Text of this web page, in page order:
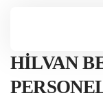
HILVAN